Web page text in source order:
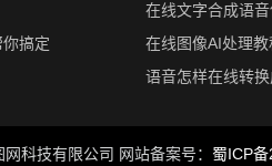
搞定
在线文字合成语
在线图像AI处理教
语音怎样在线转
科技有限公司 网站备案号： 蜀ICP